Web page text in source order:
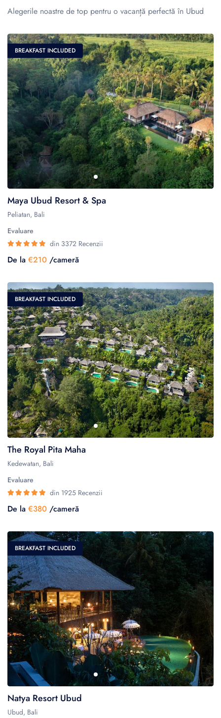
Alegerile noastre de top pentru o vacanță perfectă în Ubud
BREAKFAST INCLUDED
Maya Ubud Resort & Spa
Peliatan, Bali
Evaluare
din 3372 Recenzii
De la €210 /cameră
BREAKFAST INCLUDED
The Royal Pita Maha
Kedewatan, Bali
Evaluare
din 1925 Recenzii
De la €380 /cameră
BREAKFAST INCLUDED
Natya Resort Ubud
Ubud, Bali